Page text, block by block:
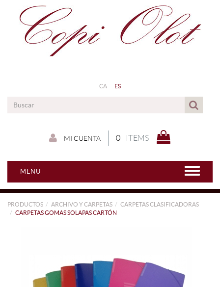
CA ES
0 ITEMS
MI CUENTA
MENU
PRODUCTOS ARCHIVO Y CARPETAS
CARPETAS CLASIFICADORAS
CARPETAS GOMAS SOLAPAS CARTÓN